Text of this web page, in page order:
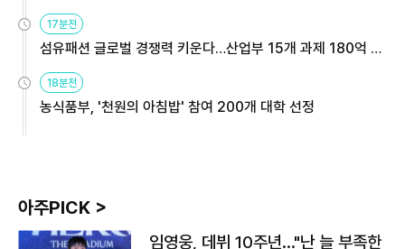
용해야
17분전
섬유패션 글로벌 경쟁력 키운다…산업부 15개 과제 180억 지
원
18분전
농식품부, '천원의 아침밥' 참여 200개 대학 선정
아주PICK >
임영웅, 데뷔 10주년…"난 늘 부족한